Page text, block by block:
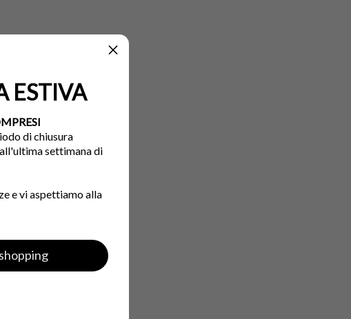
ESTIVA
di chiusura
settimana di
e vi aspettiamo alla